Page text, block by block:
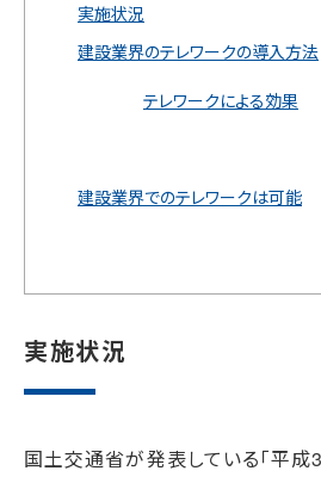
実施状況
建設業界のテレワークの導入方法
テレワークによる効果
建設業界でのテレワークは可能
実施状況
国土交通省が発表している「平